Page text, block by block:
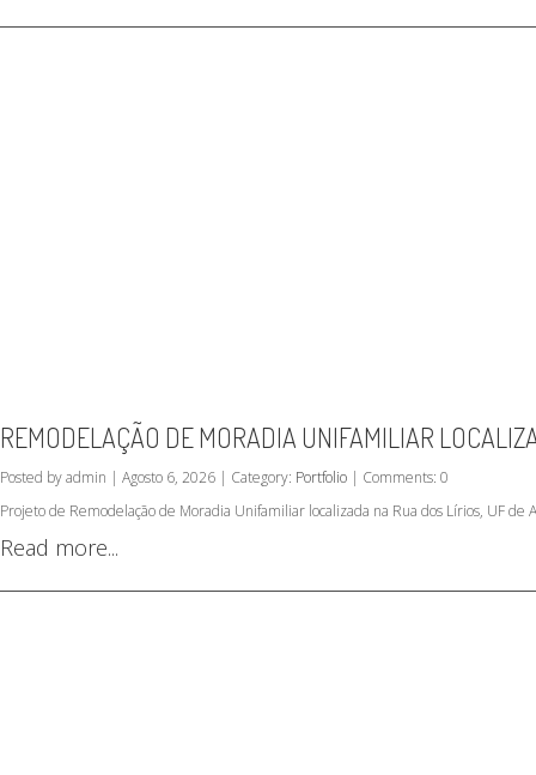
REMODELAÇÃO DE MORADIA UNIFAMILIAR
Posted by admin | Agosto 6, 2026 | Category: Portfolio | Comments: 0
Projeto de Remodelação de Moradia Unifamiliar localizada na Rua dos Lírios, UF de
Read more...